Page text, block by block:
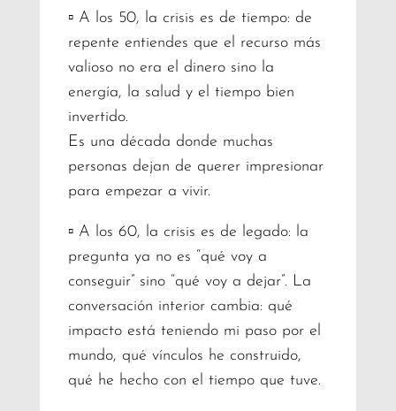
▫️ A los 50, la crisis es de tiempo: de
repente entiendes que el recurso más
valioso no era el dinero sino la
energía, la salud y el tiempo bien
invertido.
Es una década donde muchas
personas dejan de querer impresionar
para empezar a vivir.
▫️ A los 60, la crisis es de legado: la
pregunta ya no es “qué voy a
conseguir” sino “qué voy a dejar”. La
conversación interior cambia: qué
impacto está teniendo mi paso por el
mundo, qué vínculos he construido,
qué he hecho con el tiempo que tuve.